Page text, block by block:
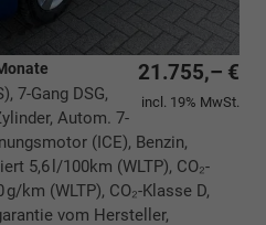
21.755,– €
incl. 19% MwSt.
7-Gang DSG,
Autom. 7-
(ICE), Benzin,
5,6 l/100km (WLTP), CO₂-
km (WLTP), CO₂-Klasse D,
vom Hersteller,